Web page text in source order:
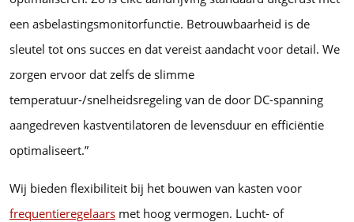
een asbelastingsmonitorfunctie. Betrouwbaarheid is de
sleutel tot ons succes en dat vereist aandacht voor detail. We
zorgen ervoor dat zelfs de slimme
temperatuur-/snelheidsregeling van de door DC-spanning
aangedreven kastventilatoren de levensduur en efficiëntie
optimaliseert.”
Wij bieden flexibiliteit bij het bouwen van kasten voor
frequentieregelaars met hoog vermogen. Lucht- of